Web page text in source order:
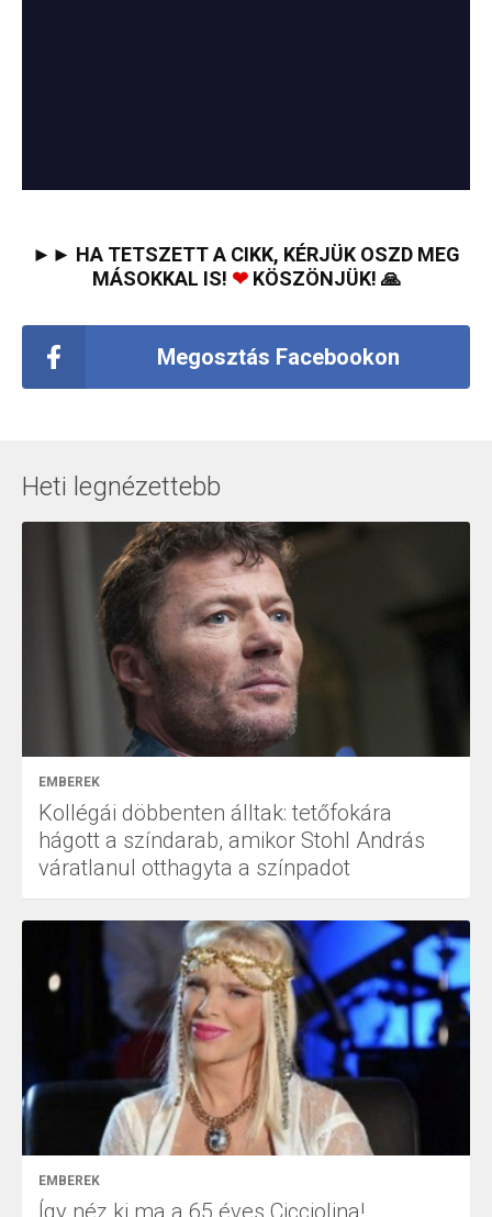
►► HA TETSZETT A CIKK, KÉRJÜK OSZD MEG
MÁSOKKAL IS! ❤KÖSZÖNJÜK! 🙏
Megosztás Facebookon
Heti legnézettebb
EMBEREK
Kollégái döbbenten álltak: tetőfokára
hágott a színdarab, amikor Stohl András
váratlanul otthagyta a színpadot
EMBEREK